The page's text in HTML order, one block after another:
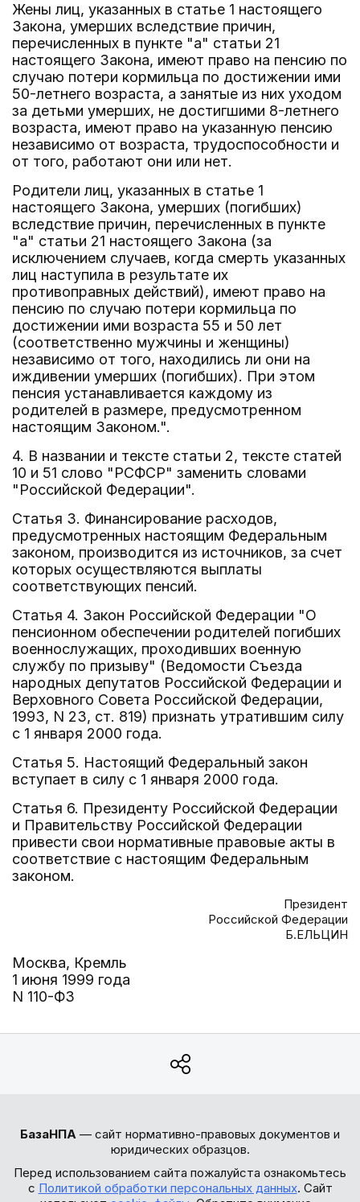
Жены лиц, указанных в статье 1 настоящего
Закона, умерших вследствие причин,
перечисленных в пункте "а" статьи 21
настоящего Закона, имеют право на пенсию по
случаю потери кормильца по достижении ими
50-летнего возраста, а занятые из них уходом
за детьми умерших, не достигшими 8-летнего
возраста, имеют право на указанную пенсию
независимо от возраста, трудоспособности и
от того, работают они или нет.
Родители лиц, указанных в статье 1
настоящего Закона, умерших (погибших)
вследствие причин, перечисленных в пункте
"а" статьи 21 настоящего Закона (за
исключением случаев, когда смерть указанных
лиц наступила в результате их
противоправных действий), имеют право на
пенсию по случаю потери кормильца по
достижении ими возраста 55 и 50 лет
(соответственно мужчины и женщины)
независимо от того, находились ли они на
иждивении умерших (погибших). При этом
пенсия устанавливается каждому из
родителей в размере, предусмотренном
настоящим Законом.".
4. В названии и тексте статьи 2, тексте статей
10 и 51 слово "РСФСР" заменить словами
"Российской Федерации".
Статья 3. Финансирование расходов,
предусмотренных настоящим Федеральным
законом, производится из источников, за счет
которых осуществляются выплаты
соответствующих пенсий.
Статья 4. Закон Российской Федерации "О
пенсионном обеспечении родителей погибших
военнослужащих, проходивших военную
службу по призыву" (Ведомости Съезда
народных депутатов Российской Федерации и
Верховного Совета Российской Федерации,
1993, N 23, ст. 819) признать утратившим силу
с 1 января 2000 года.
Статья 5. Настоящий Федеральный закон
вступает в силу с 1 января 2000 года.
Статья 6. Президенту Российской Федерации
и Правительству Российской Федерации
привести свои нормативные правовые акты в
соответствие с настоящим Федеральным
законом.
Президент
Российской Федерации
Б.ЕЛЬЦИН
Москва, Кремль
1 июня 1999 года
N 110-ФЗ
БазаНПА — сайт нормативно-правовых документов и
юридических образцов.
Перед использованием сайта пожалуйста ознакомьтесь
с Политикой обработки персональных данных. Сайт